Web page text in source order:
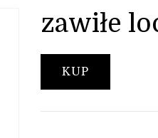
zawiłe
KUP